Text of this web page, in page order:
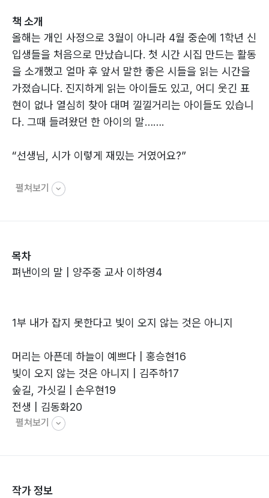
책 소개
올해는 개인 사정으로 3월이 아니라 4월 중순에 1학년 신
입생들을 처음으로 만났습니다. 첫 시간 시집 만드는 활동
을 소개했고 얼마 후 앞서 말한 좋은 시들을 읽는 시간을
가졌습니다. 진지하게 읽는 아이들도 있고, 어디 웃긴 표
현이 없나 열심히 찾아 대며 낄낄거리는 아이들도 있습니
다. 그때 들려왔던 한 아이의 말…….
“선생님, 시가 이렇게 재밌는 거였어요?”
저는 이 말을 듣는 것으로 올해 시집을 만드는 활동은 이
즐거운 이유이기도 합니다.
펼쳐보기
목차
펴낸이의 말 | 양주중 교사 이하영4
1부 내가 잡지 못한다고 빛이 오지 않는 것은 아니지
머리는 아픈데 하늘이 예쁘다 | 홍승현16
빛이 오지 않는 것은 아니지 | 김주하17
숲길, 가싯길 | 손우현19
전생 | 김동화20
시간 | 황시호21
나의 인생인 축구 | 차주영25
펼쳐보기
작가 정보